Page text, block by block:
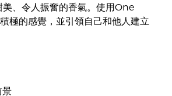
美、令人振奮的香氣。使用One
極的感覺，並引領自己和他人建立
景